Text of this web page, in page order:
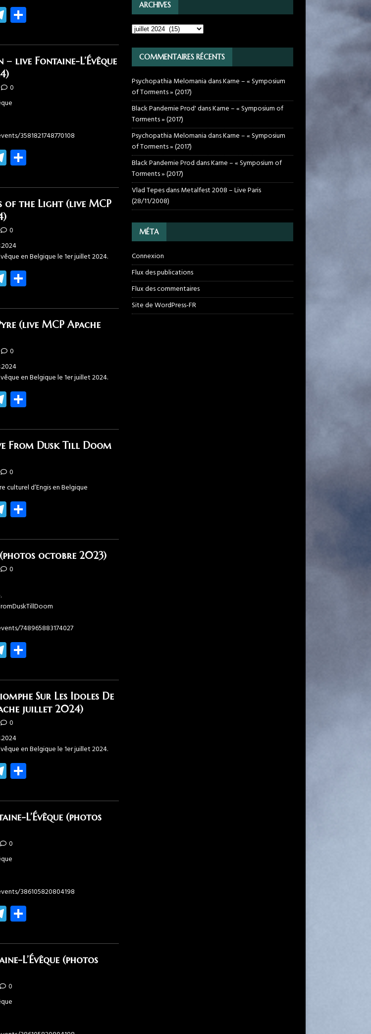
T
el
e
gr
a
m
ag
er
live Fontaine-L’Évêque
0
3581821748770108
T
el
e
gr
m
ag
er
of the Light (live MCP
0
en Belgique le 1er juillet 2024.
T
el
e
gr
m
ag
er
(live MCP Apache
0
en Belgique le 1er juillet 2024.
T
el
e
gr
m
ag
er
From Dusk Till Doom
0
culturel d’Engis en Belgique
T
el
e
gr
a
ag
er
(photos octobre 2023)
0
748965883174027
T
el
e
gr
a
m
ag
erSur Les Idoles De
juillet 2024)
0
en Belgique le 1er juillet 2024.
T
el
e
gr
m
ag
er
L’Évêque (photos
0
386105820804198
T
el
e
gr
m
ag
er
L’Évêque (photos
0
ARCHIVES
COMMENTAIRES RÉCENTS
Psychopathia MelomaniadansKarne – « Symposium
of Torments » (2017)
Black Pandemie Prod'dansKarne – « Symposium of
Torments » (2017)
Psychopathia MelomaniadansKarne – « Symposium
of Torments » (2017)
Black Pandemie ProddansKarne – « Symposium of
Torments » (2017)
Vlad TepesdansMetalfest 2008 – Live Paris
(28/11/2008)
MÉTA
Connexion
Flux des publications
Flux des commentaires
Site de WordPress-FR